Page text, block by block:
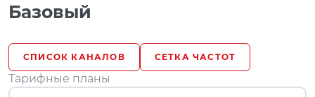
Базовый
СПИСОК КАНАЛОВ СЕТКА ЧАСТОТ
Тарифные планы